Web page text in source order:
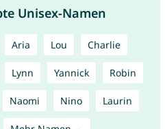
Unisex-Namen
Aria Lou Charlie
Lynn Yannick Robin
Naomi Nino Laurin